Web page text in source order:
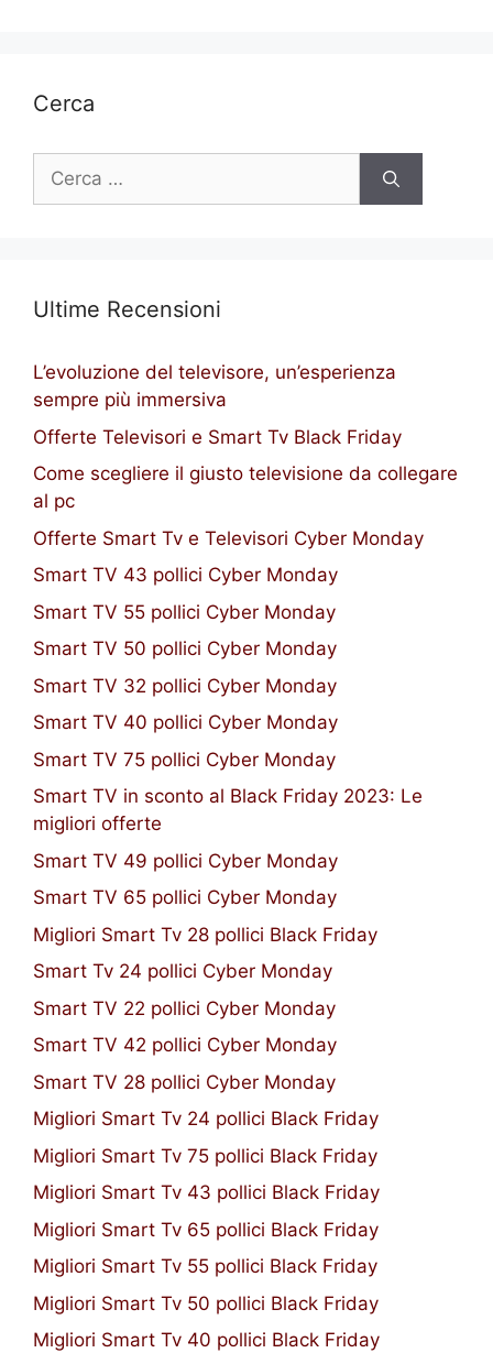
Cerca
Ricerca
Ultime Recensioni
L’evoluzione del televisore, un’esperienza
sempre più immersiva
Offerte Televisori e Smart Tv Black Friday
Come scegliere il giusto televisione da collegare
al pc
Offerte Smart Tv e Televisori Cyber Monday
Smart TV 43 pollici Cyber Monday
Smart TV 55 pollici Cyber Monday
Smart TV 50 pollici Cyber Monday
Smart TV 32 pollici Cyber Monday
Smart TV 40 pollici Cyber Monday
Smart TV 75 pollici Cyber Monday
Smart TV in sconto al Black Friday 2023: Le
migliori offerte
Smart TV 49 pollici Cyber Monday
Smart TV 65 pollici Cyber Monday
Migliori Smart Tv 28 pollici Black Friday
Smart Tv 24 pollici Cyber Monday
Smart TV 22 pollici Cyber Monday
Smart TV 42 pollici Cyber Monday
Smart TV 28 pollici Cyber Monday
Migliori Smart Tv 24 pollici Black Friday
Migliori Smart Tv 75 pollici Black Friday
Migliori Smart Tv 43 pollici Black Friday
Migliori Smart Tv 65 pollici Black Friday
Migliori Smart Tv 55 pollici Black Friday
Migliori Smart Tv 50 pollici Black Friday
Migliori Smart Tv 40 pollici Black Friday